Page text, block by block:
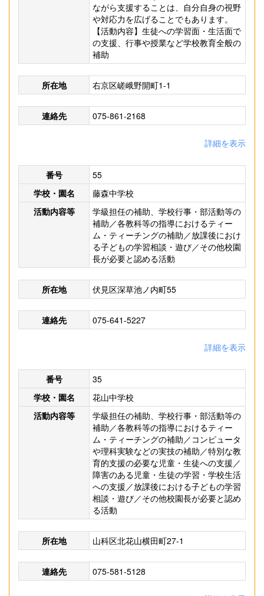
ながら支援することは、自分自身の視野
や対応力を広げることでもあります。
【活動内容】生徒への学習面・生活面で
の支援、行事や授業など学校教育全般の
補助
所在地 右京区嵯峨野開町1-1
連絡先 075-861-2168
詳細を表示
番号
55
学校・園名
藤森中学校
活動内容等
学級担任の補助、学校行事・部活動等の
補助／各教科等の指導におけるティー
ム・ティーチングの補助／放課後におけ
る子どもの学習相談・遊び／その他校園
長が必要と認める活動
所在地 伏見区深草池ノ内町55
連絡先 075-641-5227
詳細を表示
番号
35
学校・園名
花山中学校
活動内容等
学級担任の補助、学校行事・部活動等の
補助／各教科等の指導におけるティー
ム・ティーチングの補助／コンピュータ
や理科実験などの実技の補助／特別な教
育的支援の必要な児童・生徒への支援／
障害のある児童・生徒の学習・学校生活
への支援／放課後における子どもの学習
相談・遊び／その他校園長が必要と認め
る活動
所在地 山科区北花山横田町27-1
連絡先 075-581-5128